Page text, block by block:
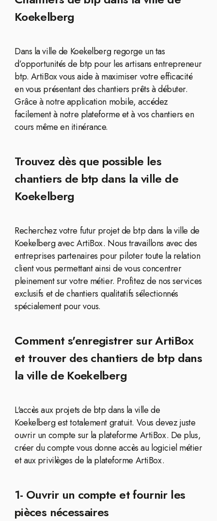
Koekelberg
Dans la ville de Koekelberg regorge un tas
d’opportunités de btp pour les artisans entrepreneur
btp. ArtiBox vous aide à maximiser votre efficacité
en vous présentant des chantiers prêts à débuter.
Grâce à notre application mobile, accédez
facilement à notre plateforme et à vos chantiers en
cours même en itinérance.
Trouvez dès que possible les
chantiers de btp dans la ville de
Koekelberg
Recherchez votre futur projet de btp dans la ville de
Koekelberg avec ArtiBox. Nous travaillons avec des
entreprises partenaires pour piloter toute la relation
client vous permettant ainsi de vous concentrer
pleinement sur votre métier. Profitez de nos services
exclusifs et de chantiers qualitatifs sélectionnés
spécialement pour vous.
Comment s'enregistrer sur ArtiBox
et trouver des chantiers de btp dans
la ville de Koekelberg
L'accès aux projets de btp dans la ville de
Koekelberg est totalement gratuit. Vous devez juste
ouvrir un compte sur la plateforme ArtiBox. De plus,
créer du compte vous donne accès au logiciel métier
et aux privilèges de la plateforme ArtiBox.
1- Ouvrir un compte et fournir les
pièces nécessaires